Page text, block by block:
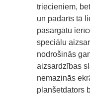
triecieniem,
un padarīs tā
pasargātu
speciālu
nodrošinās
aizsardzības
nemazinās
planšetdators